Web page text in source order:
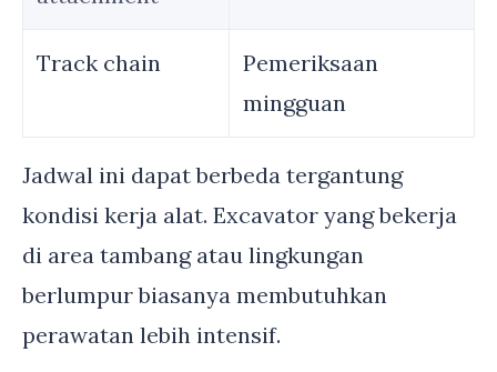
Track chain
Pemeriksaan
mingguan
Jadwal ini dapat berbeda tergantung
kondisi kerja alat. Excavator yang bekerja
di area tambang atau lingkungan
berlumpur biasanya membutuhkan
perawatan lebih intensif.